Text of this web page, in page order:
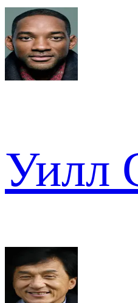
Уилл